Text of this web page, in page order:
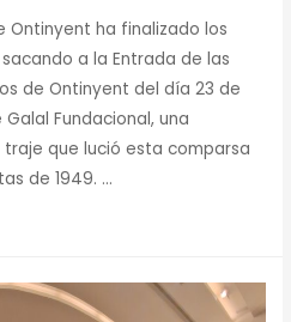
Ontinyent ha finalizado los
a la Entrada de las
de Ontinyent del día 23 de
Fundacional, una
que lució esta comparsa
de 1949. …